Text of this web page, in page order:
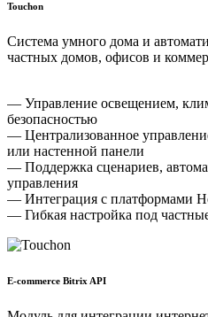
Touchon
Система умного дома и
частных домов, офисов и
— Управление освещением,
безопасностью
— Централизованное
или настенной панели
— Поддержка сценариев,
управления
— Интеграция с платформами
— Гибкая настройка под
E-commerce Bitrix API